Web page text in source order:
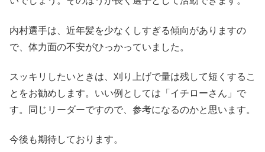
内村選手は、近年髪を少なくしすぎる傾向がありますの
で、体力面の不安がひっかっていました。
スッキリしたいときは、刈り上げで量は残して短くするこ
とをお勧めします。いい例としては「イチローさん」で
す。同じリーダーですので、参考になるのかと思います。
今後も期待しております。